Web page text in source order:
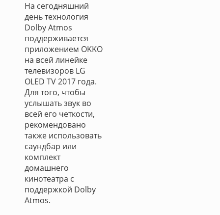
На сегодняшний
день технология
Dolby Atmos
поддерживается
приложением OKKO
на всей линейке
телевизоров LG
OLED TV 2017 года.
Для того, чтобы
услышать звук во
всей его четкости,
рекомендовано
также использовать
саундбар или
комплект
домашнего
кинотеатра с
поддержкой Dolby
Atmos.